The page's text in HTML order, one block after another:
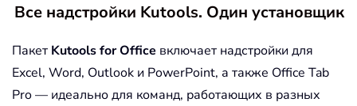
Все надстройки Kutools. Один установщик
Пакет Kutools for Office включает надстройки для
Excel, Word, Outlook и PowerPoint, а также Office Tab
Pro — идеально для команд, работающих в разных